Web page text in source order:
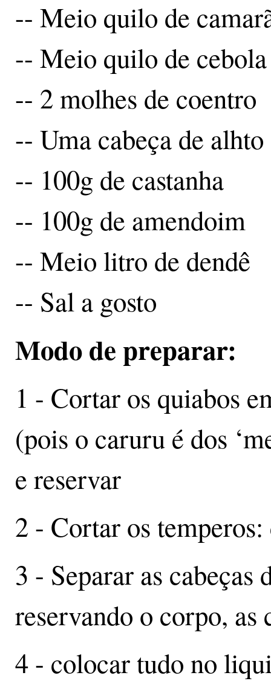
-- Meio quilo de
-- Meio quilo de cebola
-- 2 molhes de coentro
-- Uma cabeça de alhto
-- 100g de castanha
-- 100g de amendoim
-- Meio litro de dendê
-- Sal a gosto
Modo de preparar:
1 - Cortar os quiabos
(pois o caruru é dos
e reservar
2 - Cortar os
3 - Separar as
reservando o corpo, as
4 - colocar tudo no